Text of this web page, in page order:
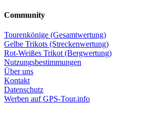
Community
Tourenkönige (Gesamtwertung)
Gelbe Trikots (Streckenwertung)
Rot-Weißes Trikot (Bergwertung)
Nutzungsbestimmungen
Über uns
Kontakt
Datenschutz
Werben auf GPS-Tour.info